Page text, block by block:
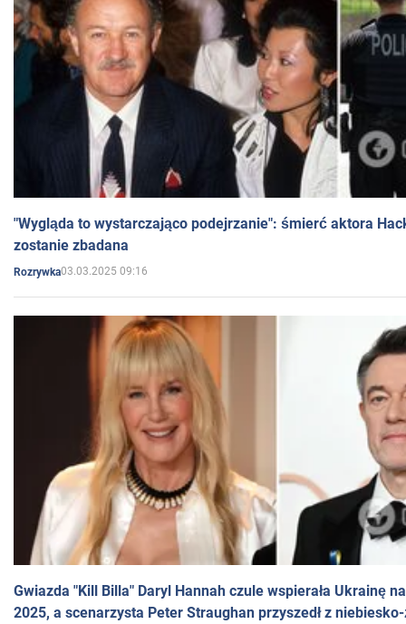
"Wygląda to wystarczająco podejrzanie": śmierć aktora
zostanie zbadana
Rozrywka03.03.2025 09:16
Gwiazda "Kill Billa" Daryl Hannah czule wspierała Ukrainę
2025, a scenarzysta Peter Straughan przyszedł z